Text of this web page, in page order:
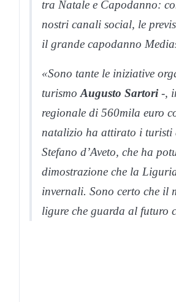
tra Natale e Capodanno:
nostri canali social, le
il grande capodanno
«Sono tante le iniziative
turismo Augusto Sartori-,
regionale di 560mila euro
natalizio ha attirato i turisti
Stefano d’Aveto, che ha
dimostrazione che la
invernali. Sono certo che il
ligure che guarda al futuro